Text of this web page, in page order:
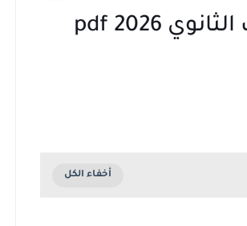
تحميل امتحانات النحو التجريبية للصف الثالث الثانوي 2026 pdf